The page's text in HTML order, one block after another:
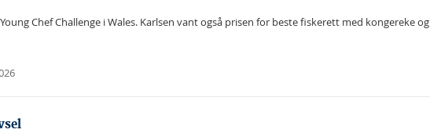
Chef Challenge i Wales. Karlsen vant også prisen for beste fiskerett med kongereke og